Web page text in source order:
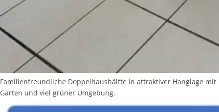
Familienfreundliche Doppelhaushälfte in attraktiver Hanglage mit
Garten und viel grüner Umgebung.